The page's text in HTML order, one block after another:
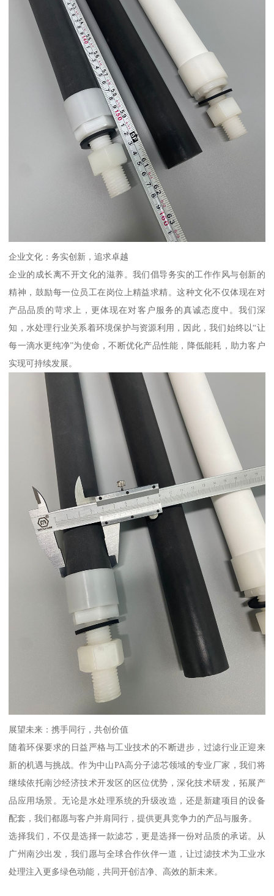
企业文化：务实创新，追求卓越
企业的成长离不开文化的滋养。我们倡导务实的工作作风与创新的
精神，鼓励每一位员工在岗位上精益求精。这种文化不仅体现在对
产品品质的苛求上，更体现在对客户服务的真诚态度中。我们深
知，水处理行业关系着环境保护与资源利用，因此，我们始终以“让
每一滴水更纯净”为使命，不断优化产品性能，降低能耗，助力客户
实现可持续发展。
展望未来：携手同行，共创价值
随着环保要求的日益严格与工业技术的不断进步，过滤行业正迎来
新的机遇与挑战。作为中山PA高分子滤芯领域的专业厂家，我们将
继续依托南沙经济技术开发区的区位优势，深化技术研发，拓展产
品应用场景。无论是水处理系统的升级改造，还是新建项目的设备
配套，我们都愿与客户并肩同行，提供更具竞争力的产品与服务。
选择我们，不仅是选择一款滤芯，更是选择一份对品质的承诺。从
广州南沙出发，我们愿与全球合作伙伴一道，让过滤技术为工业水
处理注入更多绿色动能，共同开创洁净、高效的新未来。